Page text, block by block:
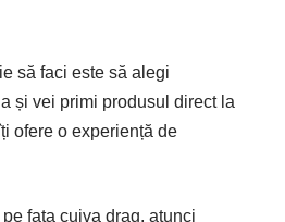
să faci este să alegi
și vei primi produsul direct la
ofere o experiență de
fața cuiva drag, atunci